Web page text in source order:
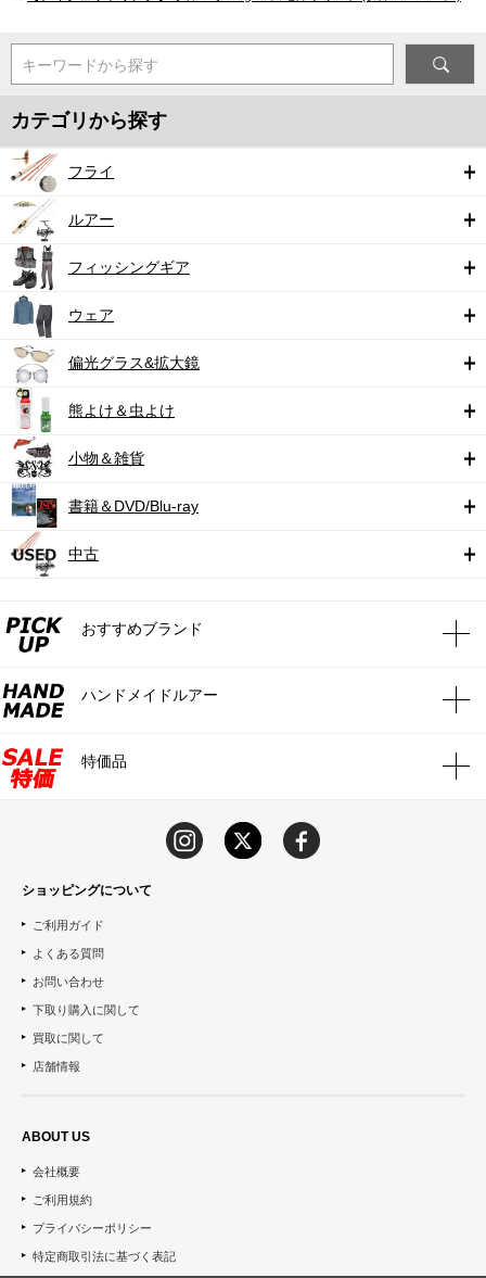
キーワードから探す
カテゴリから探す
フライ
ルアー
フィッシングギア
ウェア
偏光グラス&拡大鏡
熊よけ＆虫よけ
小物＆雑貨
書籍＆DVD/Blu-ray
中古
おすすめブランド
ハンドメイドルアー
特価品
ショッピングについて
ご利用ガイド
よくある質問
お問い合わせ
下取り購入に関して
買取に関して
店舗情報
ABOUT US
会社概要
ご利用規約
プライバシーポリシー
特定商取引法に基づく表記